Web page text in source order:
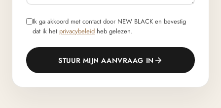
Ik ga akkoord met contact door NEW BLACK en bevestig
dat ik het privacybeleid heb gelezen.
STUUR MIJN AANVRAAG IN